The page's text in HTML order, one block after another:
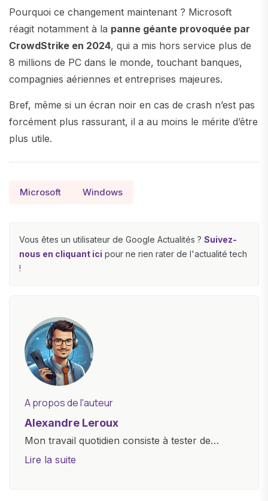
Pourquoi ce changement maintenant ? Microsoft
réagit notamment à la panne géante provoquée par
CrowdStrike en 2024, qui a mis hors service plus de
8 millions de PC dans le monde, touchant banques,
compagnies aériennes et entreprises majeures.
Bref, même si un écran noir en cas de crash n’est pas
forcément plus rassurant, il a au moins le mérite d’être
plus utile.
Microsoft Windows
Vous êtes un utilisateur de Google Actualités ? Suivez-
nous en cliquant ici pour ne rien rater de l'actualité tech
!
A propos de l'auteur
Alexandre Leroux
Mon travail quotidien consiste à tester de
nouveaux appareils, à rédiger des critiques
Lire la suite